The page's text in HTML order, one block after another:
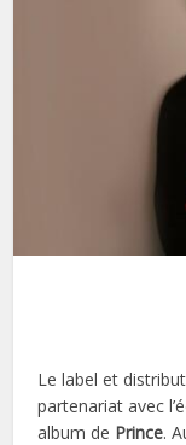
Le label et
partenariat avec
album de Prince.